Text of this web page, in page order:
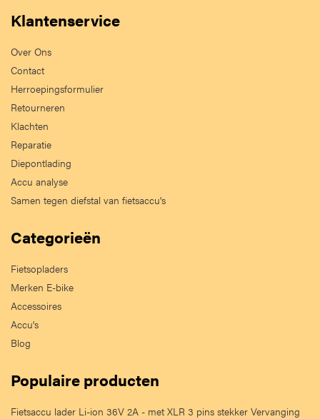
Klantenservice
Over Ons
Contact
Herroepingsformulier
Retourneren
Klachten
Reparatie
Diepontlading
Accu analyse
Samen tegen diefstal van fietsaccu's
Categorieën
Fietsopladers
Merken E-bike
Accessoires
Accu's
Blog
Populaire producten
Fietsaccu lader Li-ion 36V 2A - met XLR 3 pins stekker Vervanging